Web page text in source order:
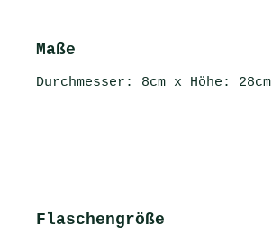
Maße
Durchmesser: 8cm x Höhe: 28cm
Flaschengröße